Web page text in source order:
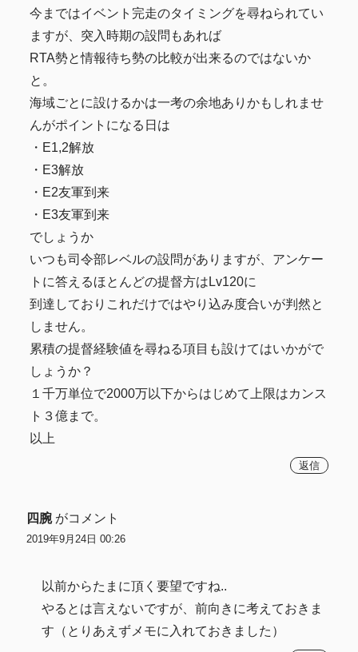
今まではイベント完走のタイミングを尋ねられてい
ますが、突入時期の設問もあれば
RTA勢と情報待ち勢の比較が出来るのではないか
と。
海域ごとに設けるかは一考の余地ありかもしれませ
んがポイントになる日は
・E1,2解放
・E3解放
・E2友軍到来
・E3友軍到来
でしょうか
いつも司令部レベルの設問がありますが、アンケー
トに答えるほとんどの提督方はLv120に
到達しておりこれだけではやり込み度合いが判然と
しません。
累積の提督経験値を尋ねる項目も設けてはいかがで
しょうか？
１千万単位で2000万以下からはじめて上限はカンス
ト３億まで。
以上
返信
四腕 がコメント
2019年9月24日 00:26
以前からたまに頂く要望ですね..
やるとは言えないですが、前向きに考えておきま
す（とりあえずメモに入れておきました）